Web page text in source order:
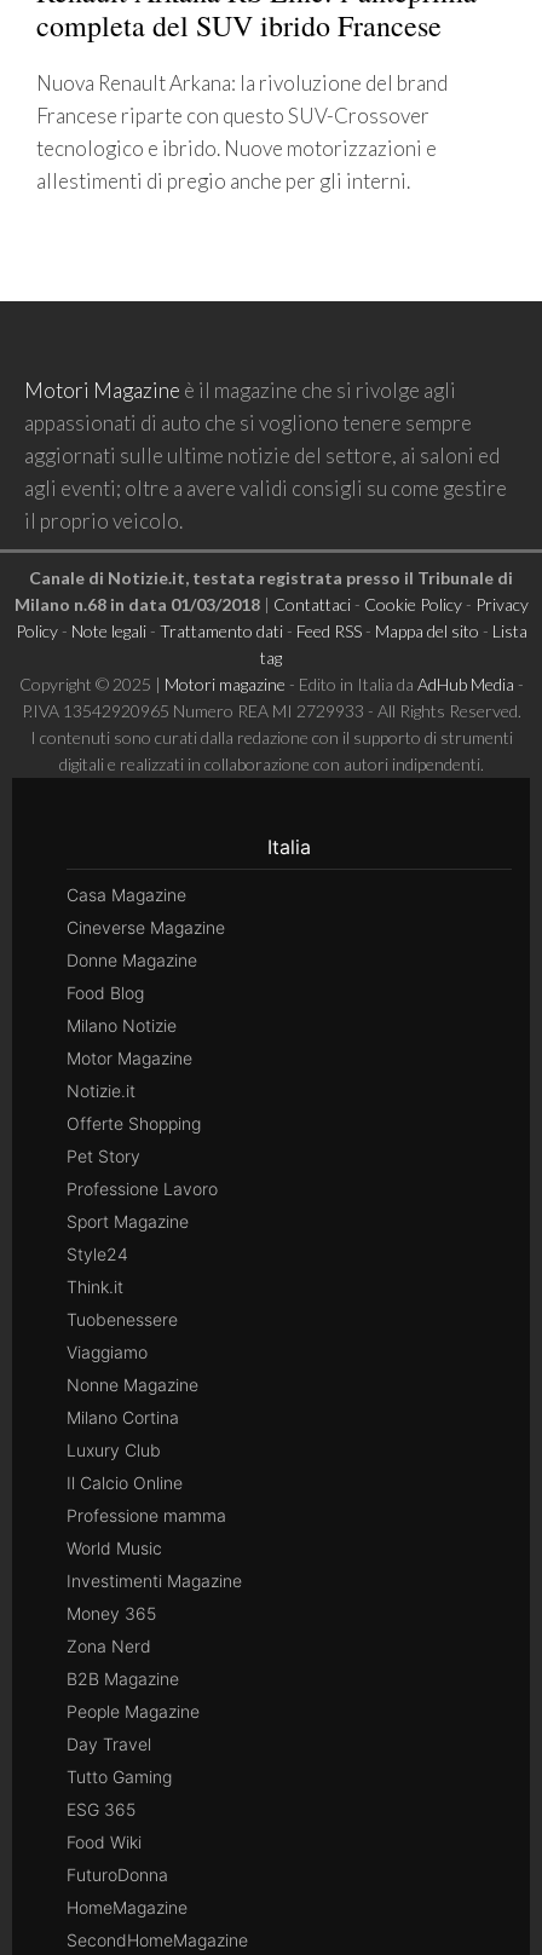
completa del SUV ibrido Francese
Nuova Renault Arkana: la rivoluzione del brand
Francese riparte con questo SUV-Crossover
tecnologico e ibrido. Nuove motorizzazioni e
allestimenti di pregio anche per gli interni.
Motori Magazine è il magazine che si rivolge agli
appassionati di auto che si vogliono tenere sempre
aggiornati sulle ultime notizie del settore, ai saloni ed
agli eventi; oltre a avere validi consigli su come gestire
il proprio veicolo.
Canale di Notizie.it, testata registrata presso il Tribunale di
Milano n.68 in data 01/03/2018| Contattaci- Cookie Policy- Privacy
Policy- Note legali- Trattamento dati- Feed RSS- Mappa del sito - Lista
tag
Copyright © 2025 | Motori magazine - Edito in Italia da AdHub Media -
P.IVA 13542920965 Numero REA MI 2729933 - All Rights Reserved.
I contenuti sono curati dalla redazione con il supporto di strumenti
digitali e realizzati in collaborazione con autori indipendenti.
Italia
Casa Magazine
Cineverse Magazine
Donne Magazine
Food Blog
Milano Notizie
Motor Magazine
Notizie.it
Offerte Shopping
Pet Story
Professione Lavoro
Sport Magazine
Style24
Think.it
Tuobenessere
Viaggiamo
Nonne Magazine
Milano Cortina
Luxury Club
Il Calcio Online
Professione mamma
World Music
Investimenti Magazine
Money 365
Zona Nerd
B2B Magazine
People Magazine
Day Travel
Tutto Gaming
ESG 365
Food Wiki
FuturoDonna
HomeMagazine
SecondHomeMagazine